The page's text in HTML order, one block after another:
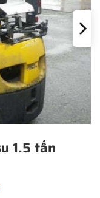
1.5 tấn